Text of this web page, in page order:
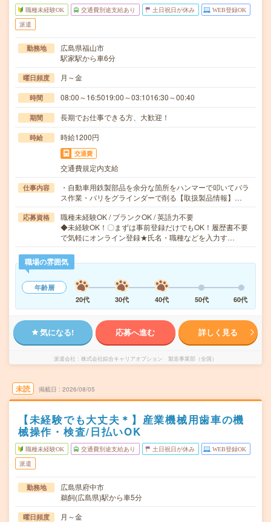
職種未経験OK 交通費別途支給あり 土日祝日が休み WEB登録OK
派遣
勤務地
広島県福山市
駅家駅から車6分
曜日頻度 月～金
時間 08:00～16:5019:00～03:1016:30～00:40
期間 長期でお仕事できる方、大歓迎！
時給 時給1200円
交通費
交通費規定内支給
仕事内容
・自動車用鉄製部品を余分な箇所をハンマーで叩いてバラ
ス作業・バリをグラインダーで削る【取扱製品情報】…
応募資格
職種未経験OK / ブランクOK / 英語力不要
◆未経験OK！〇まずは事前登録だけでもOK！履歴書不要
で気軽にオンライン登録★氏名・職種などを入力す…
職場の雰囲気
年齢層
20代
30代 40代 50代 60代
気になる! 応募へ進む 詳しく見る
派遣会社 株式会社綜合キャリアオプション 製造事業部（全国）
未読 掲載日 2026/08/05
【未経験でも大丈夫＊】産業機械用歯車の機
械操作・検査/日払いOK
職種未経験OK 交通費別途支給あり 土日祝日が休み WEB登録OK
派遣
勤務地
広島県府中市
鵜飼(広島県)駅から車5分
曜日頻度 月～金